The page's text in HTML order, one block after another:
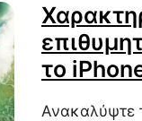
το
Ανακαλύψτε